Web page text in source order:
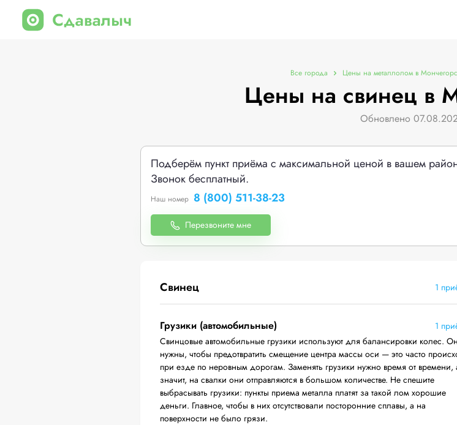
Все города Цены на металлолом в
Цены на свинец в
Обновлено
Подберём пункт приёма с максимальной ценой в вашем
Звонок бесплатный.
Наш номер 8 (800) 511-38-23
Перезвоните мне
Свинец 1
Грузики (автомобильные)
1
Свинцовые автомобильные грузики используют для балансировки колес.
нужны, чтобы предотвратить смещение центра массы оси — это часто
при езде по неровным дорогам. Заменять грузики нужно время от времени,
значит, на свалки они отправляются в большом количестве. Не спешите
выбрасывать грузики: пункты приема металла платят за такой лом хорошие
деньги. Главное, чтобы в них отсутствовали посторонние сплавы, а на
поверхности не было грязи.